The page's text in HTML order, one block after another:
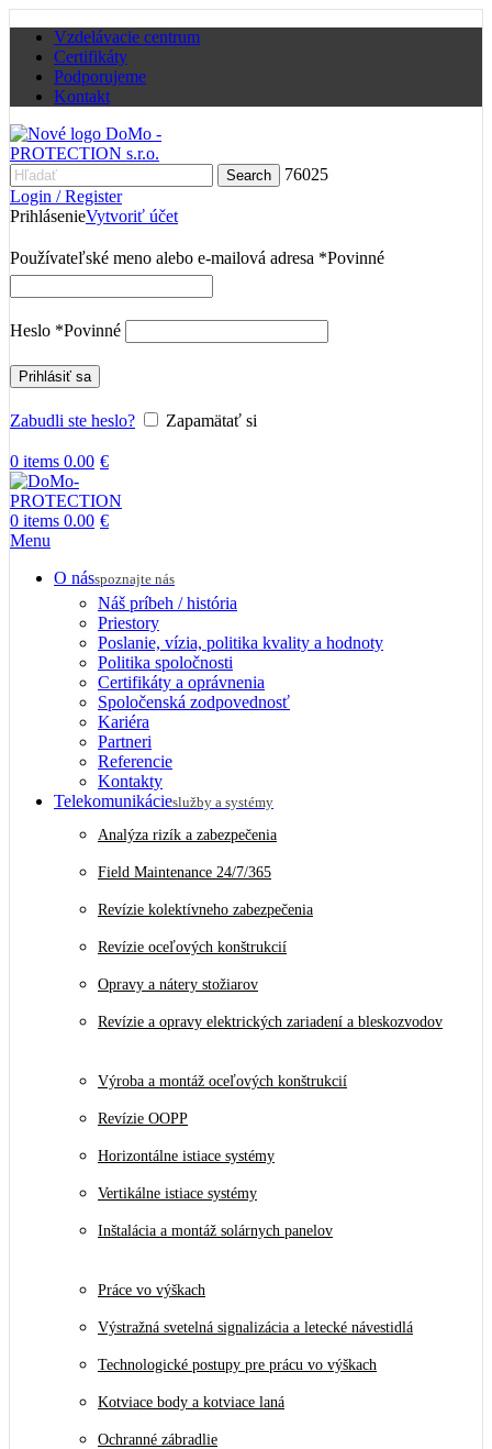
Vzdelávacie centrum
Certifikáty
Podporujeme
Kontakt
Search
76025
Login / Register
PrihlásenieVytvoriť účet
Používateľské meno alebo e-mailová adresa *Povinné
Heslo *Povinné
Prihlásiť sa
Zabudli ste heslo? Zapamätať si
0 items 0.00 €
0 items 0.00 €
Menu
O násspoznajte nás
Náš príbeh / história
Priestory
Poslanie, vízia, politika kvality a hodnoty
Politika spoločnosti
Certifikáty a oprávnenia
Spoločenská zodpovednosť
Kariéra
Partneri
Referencie
Kontakty
Telekomunikácieslužby a systémy
Analýza rizík a zabezpečenia
Field Maintenance 24/7/365
Revízie kolektívneho zabezpečenia
Revízie oceľových konštrukcií
Opravy a nátery stožiarov
Revízie a opravy elektrických zariadení a bleskozvodov
Výroba a montáž oceľových konštrukcií
Revízie OOPP
Horizontálne istiace systémy
Vertikálne istiace systémy
Inštalácia a montáž solárnych panelov
Práce vo výškach
Výstražná svetelná signalizácia a letecké návestidlá
Technologické postupy pre prácu vo výškach
Kotviace body a kotviace laná
Ochranné zábradlie